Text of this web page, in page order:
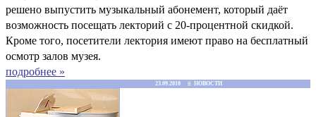
решено выпустить музыкальный абонемент, который даёт
возможность посещать лекторий с 20-процентной скидкой.
Кроме того, посетители лектория имеют право на бесплатный
осмотр залов музея.
подробнее »
23.09.2010 ≡ НОВОСТИ